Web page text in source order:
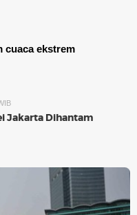
cuaca ekstrem
Jakarta Dihantam